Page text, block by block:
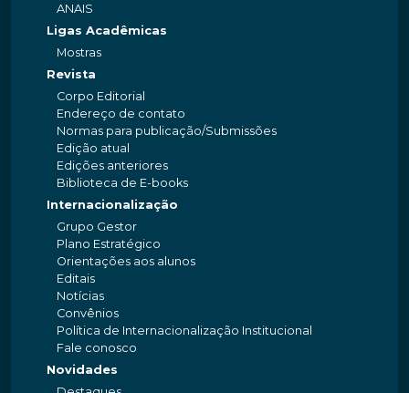
ANAIS
Ligas Acadêmicas
Mostras
Revista
Corpo Editorial
Endereço de contato
Normas para publicação/Submissões
Edição atual
Edições anteriores
Biblioteca de E-books
Internacionalização
Grupo Gestor
Plano Estratégico
Orientações aos alunos
Editais
Notícias
Convênios
Política de Internacionalização Institucional
Fale conosco
Novidades